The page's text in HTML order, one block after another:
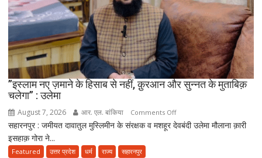
”इस्लाम नए ज़माने के हिसाब से नहीं, क़ुरआन और सुन्नत के मुताबिक़
चलेगा” : उलेमा
August 7, 2026 आर. एल. बांकिया Comments Offon
”इस्लाम
सहारनपुर : जमीयत दावातुल मुस्लिमीन के संरक्षक व मशहूर देवबंदी उलेमा मौलाना क़ारी
इसहाक़ गोरा ने...
Featured उत्तर प्रदेश धर्म राज्य सहारनपुर